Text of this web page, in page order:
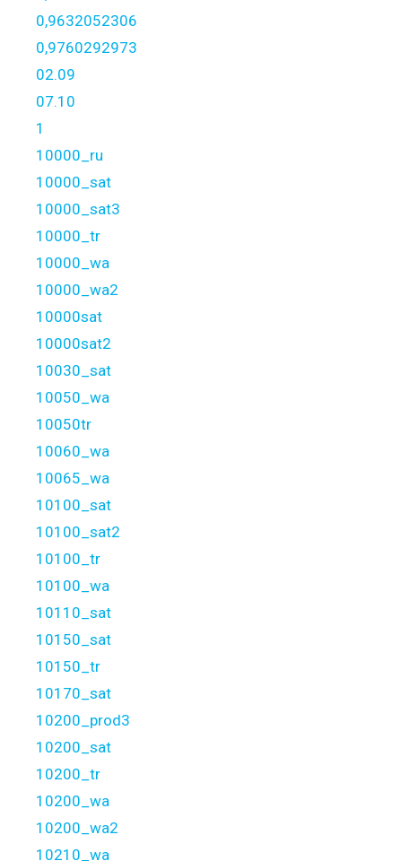
0,9632052306
0,9760292973
02.09
07.10
1
10000_ru
10000_sat
10000_sat3
10000_tr
10000_wa
10000_wa2
10000sat
10000sat2
10030_sat
10050_wa
10050tr
10060_wa
10065_wa
10100_sat
10100_sat2
10100_tr
10100_wa
10110_sat
10150_sat
10150_tr
10170_sat
10200_prod3
10200_sat
10200_tr
10200_wa
10200_wa2
10210_wa